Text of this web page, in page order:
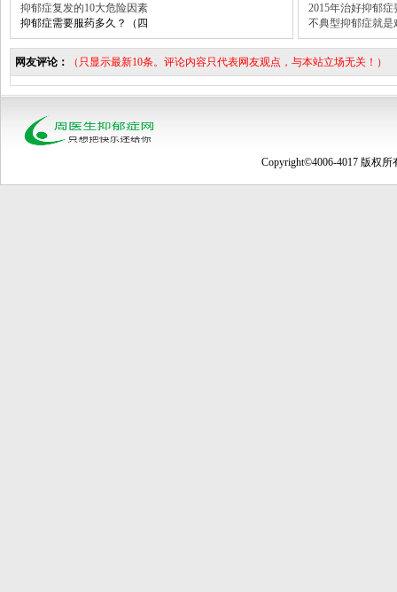
抑郁症复发的10大危险因素
抑郁症需要服药多久？（四
2015年治好抑郁症
不典型抑郁症就是
网友评论： （只显示最新10条。评论内容只代表网友观点，与本站立场无关！）
Copyright©4006-4017 版权